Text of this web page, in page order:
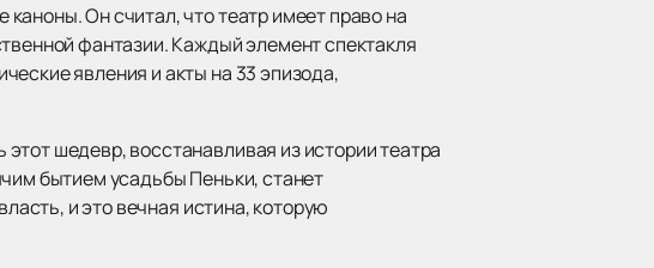
Он считал, что театр имеет право на
фантазии. Каждый элемент спектакля
явления и акты на 33 эпизода,
шедевр, восстанавливая из истории театра
бытием усадьбы Пеньки, станет
и это вечная истина, которую